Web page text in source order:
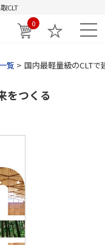
CLT
0
覧 国内最軽量級のCLTで
をつくる